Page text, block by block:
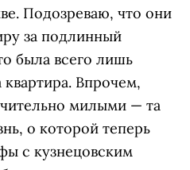
Подозреваю, что они
за подлинный
была всего лишь
Впрочем,
милыми — та
о которой теперь
с кузнецовским